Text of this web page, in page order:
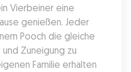
Vierbeiner eine
genießen. Jeder
Pooch die gleiche
Zuneigung zu
Familie erhalten